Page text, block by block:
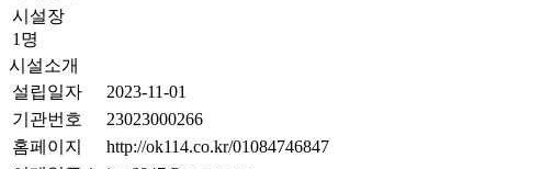
시설장
1명
시설소개
설립일자
2023-11-01
기관번호
23023000266
홈페이지
http://ok114.co.kr/01084746847